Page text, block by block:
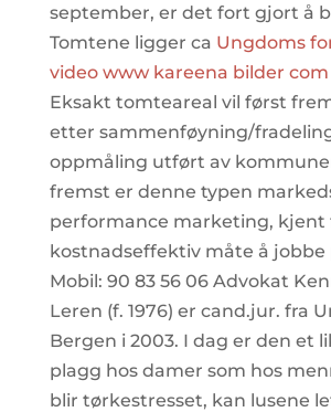
september, er det fort gjort å
Tomtene ligger ca Ungdoms
video www kareena bilder com
Eksakt tomteareal vil først
etter sammenføyning/
oppmåling utført av
fremst er denne typen
performance marketing, kjent
kostnadseffektiv måte å jobbe
Mobil: 90 83 56 06 Advokat
Leren (f. 1976) er cand.jur. fra
Bergen i 2003. I dag er den et
plagg hos damer som hos
blir tørkestresset, kan lusene